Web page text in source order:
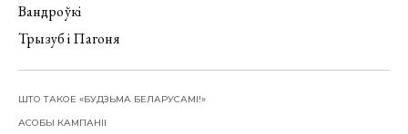
Вандроўкі
Трызуб і Пагоня
ШТО ТАКОЕ «БУДЗЬМА БЕЛАРУСАМІ!»
АСОБЫ КАМПАНІІ